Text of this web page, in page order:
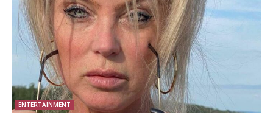
ENTERTAINMENT